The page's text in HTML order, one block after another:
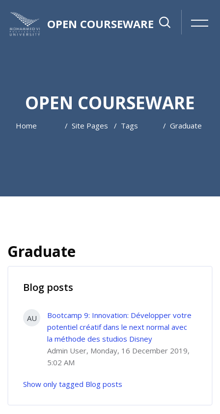
OPEN COURSEWARE
OPEN COURSEWARE
Home Site Pages Tags Graduate
Graduate
Blog posts
AU
Bootcamp 9: Innovation: Développer votre
potentiel créatif dans le next normal avec
la méthode des studios Disney
Admin User, Monday, 16 December 2019,
5:02 AM
Show only tagged Blog posts